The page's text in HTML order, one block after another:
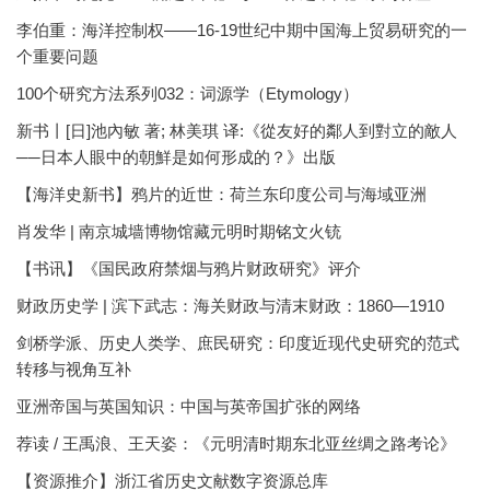
李伯重：海洋控制权——16-19世纪中期中国海上贸易研究的一
个重要问题
100个研究方法系列032：词源学（Etymology）
新书丨[日]池內敏 著; 林美琪 译:《從友好的鄰人到對立的敵人
──日本人眼中的朝鮮是如何形成的？》出版
【海洋史新书】鸦片的近世：荷兰东印度公司与海域亚洲
肖发华 | 南京城墙博物馆藏元明时期铭文火铳
【书讯】《国民政府禁烟与鸦片财政研究》评介
财政历史学 | 滨下武志：海关财政与清末财政：1860—1910
剑桥学派、历史人类学、庶民研究：印度近现代史研究的范式
转移与视角互补
亚洲帝国与英国知识：中国与英帝国扩张的网络
荐读 / 王禹浪、王天姿：《元明清时期东北亚丝绸之路考论》
【资源推介】浙江省历史文献数字资源总库